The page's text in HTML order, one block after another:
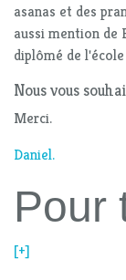
asanas et des
aussi mention de
diplômé de
Nous vous
Merci.
Daniel.
Pour
[+]